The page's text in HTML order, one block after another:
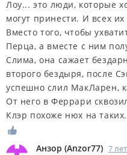
Лоу... это люди, которые
могут принести. И всех
Вместо того, чтобы
Перца, а вместе с ним
Слима, она сажает
второго бездыря, после
успешно слил МакЛарен,
От него в Феррари
Клэр похоже нюх на таких.
Анзор (Anzor77) 7